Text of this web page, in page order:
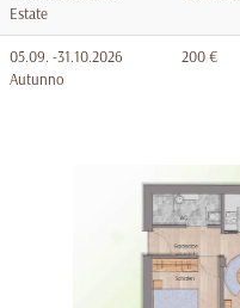
Estate
05.09. -31.10.2026
Autunno
200 €